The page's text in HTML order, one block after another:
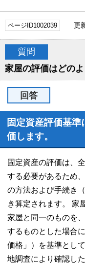
ページID1002039 更新
質問
家屋の評価はどのよ
回答
固定資産評価基
価します。
固定資産の評価は、
する必要があるため
の方法および手続き
き算定されます。 家
家屋と同一のものを
するものとした場合
価格」）を基準とし
地調査により確認し